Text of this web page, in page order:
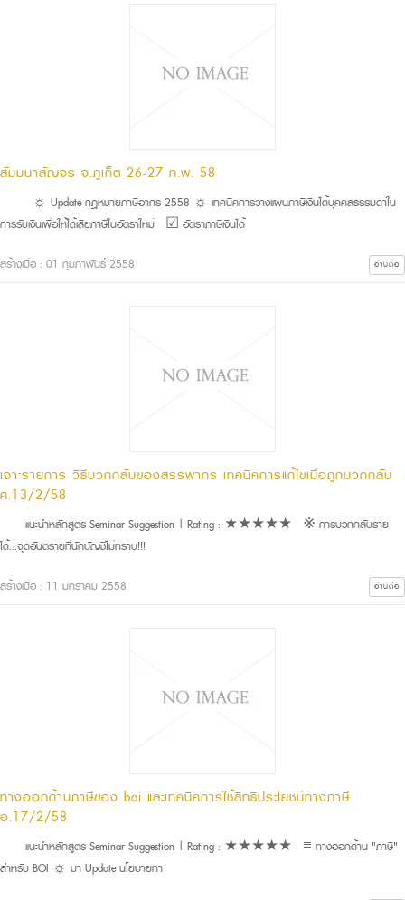
สัมมนาสัญจร จ.ภูเก็ต 26-27 ก.พ. 58
☼ Update กฎหมายภาษีอากร 2558 ☼ เทคนิคการวางแผนภาษีเงินได้บุคคลธรรมดาใน
การรับเงินเพื่อให้ได้เสียภาษีในอัตราใหม่ ☑ อัตราภาษีเงินได้
สร้างเมื่อ : 01 กุมภาพันธ์ 2558 อ่านต่อ
เจาะรายการ วิธีบวกกลับของสรรพากร เทคนิคการแก้ไขเมื่อถูกบวกกลับ
ศ.13/2/58
แนะนำหลักสูตร Seminar Suggestion | Rating : ★★★★★ ※ การบวกกลับราย
ได้...จุดอันตรายที่นักบัญชีไม่ทราบ!!!
สร้างเมื่อ : 11 มกราคม 2558 อ่านต่อ
ทางออกด้านภาษีของ boi และเทคนิคการใช้สิทธิประโยชน์ทางภาษี
อ.17/2/58
แนะนำหลักสูตร Seminar Suggestion | Rating : ★★★★★ ≡ ทางออกด้าน "ภาษี"
สำหรับ BOI ☼ มา Update นโยบายทา